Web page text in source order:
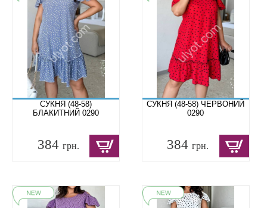
СУКНЯ (48-58)
БЛАКИТНИЙ 0290
384 грн.
СУКНЯ (48-58) ЧЕРВОНИЙ
0290
384грн.